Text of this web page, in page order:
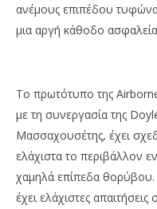
ανέμους επιπέδου
μια αργή κάθοδο
Το πρωτότυπο της
με τη συνεργασία της
Μασσαχουσέτης, έχει
ελάχιστα το περιβάλλον
χαμηλά επίπεδα θορύβου.
έχει ελάχιστες